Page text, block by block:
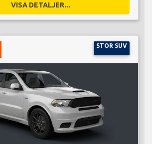
VISA DETALJER...
STOR SUV